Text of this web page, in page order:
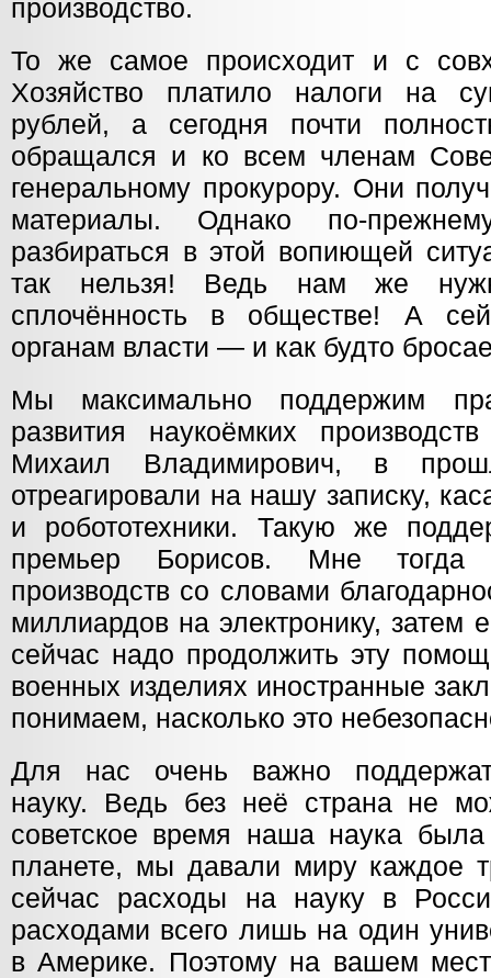
производство.
То же самое происходит и с
Хозяйство платило налоги на
рублей, а сегодня почти
обращался и ко всем членам
генеральному прокурору. Они
материалы. Однако по-
разбираться в этой вопиющей
так нельзя! Ведь нам же
сплочённость в обществе! А
органам власти — и как будто
Мы максимально поддержим
развития наукоёмких
Михаил Владимирович, в
отреагировали на нашу записку,
и робототехники. Такую же
премьер Борисов. Мне тогда
производств со словами
миллиардов на электронику,
сейчас надо продолжить эту
военных изделиях иностранные
понимаем, насколько это
Для нас очень важно
науку. Ведь без неё страна не
советское время наша наука
планете, мы давали миру каждое
сейчас расходы на науку в
расходами всего лишь на один
в Америке. Поэтому на вашем